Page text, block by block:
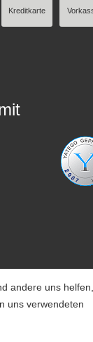
Kreditkarte
andere uns helfen,
uns verwendeten